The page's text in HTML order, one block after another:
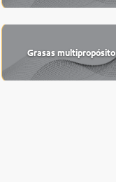
Grasas multipropósito